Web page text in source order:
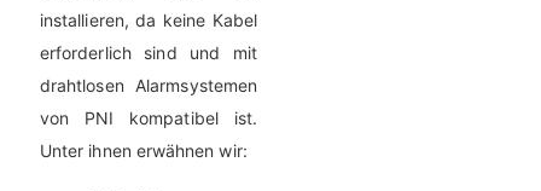
installieren, da keine Kabel
erforderlich sind und mit
drahtlosen Alarmsystemen
von PNI kompatibel ist.
Unter ihnen erwähnen wir: